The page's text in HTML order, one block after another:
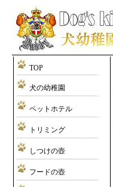
TOP
犬の幼稚園
ペットホテル
トリミング
しつけの壺
フードの壺